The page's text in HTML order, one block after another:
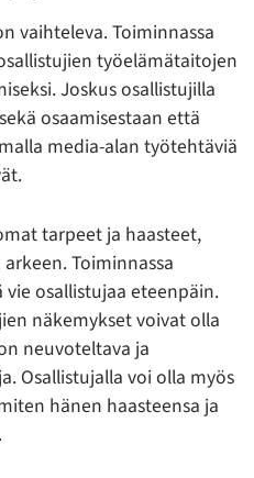
vaihteleva. Toiminnassa
työelämätaitojen
Joskus osallistujilla
osaamisestaan että
media-alan työtehtäviä
tarpeet ja haasteet,
Toiminnassa
osallistujaa eteenpäin.
näkemykset voivat olla
neuvoteltava ja
Osallistujalla voi olla myös
hänen haasteensa ja